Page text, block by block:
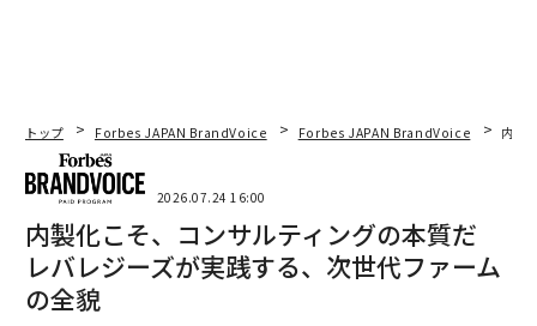
トップ Forbes JAPAN BrandVoice Forbes JAPAN BrandVoice 内製
2026.07.24 16:00
内製化こそ、コンサルティングの本質だ
レバレジーズが実践する、次世代ファーム
の全貌